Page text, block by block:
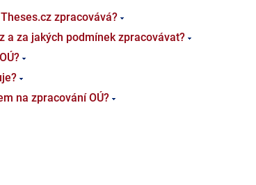
zpracovává?
a za jakých podmínek zpracovávat?
na zpracování OÚ?